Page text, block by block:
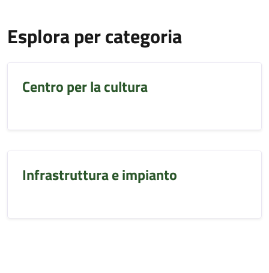
Esplora per categoria
Centro per la cultura
Infrastruttura e impianto